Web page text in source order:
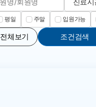
평일 주말 입원가능
조건검색
전체보기